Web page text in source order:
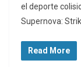
el deporte
Supernova:
Read More